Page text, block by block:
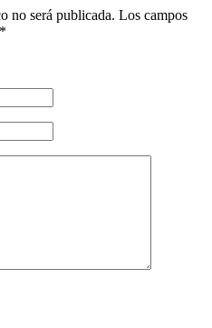
no será publicada. Los campos
*